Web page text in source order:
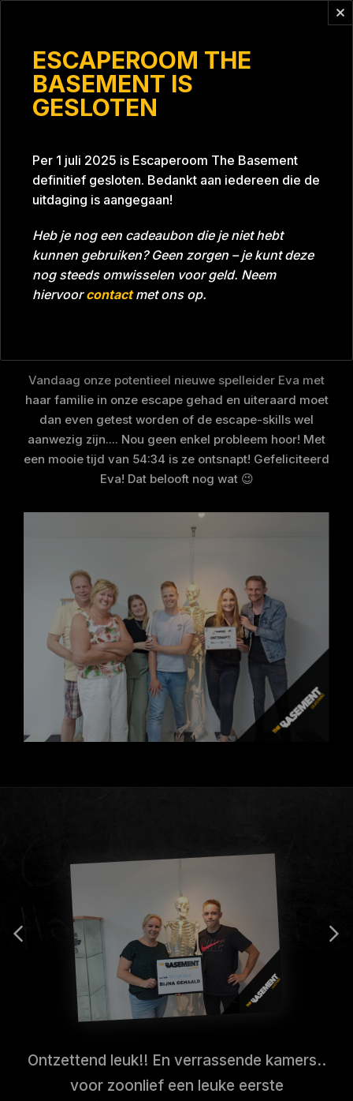
ESCAPEROOM THE
BASEMENT IS
GESLOTEN
Per 1 juli 2025 is Escaperoom The Basement
definitief gesloten. Bedankt aan iedereen die de
uitdaging is aangegaan!
Heb je nog een cadeaubon die je niet hebt
kunnen gebruiken? Geen zorgen – je kunt deze
nog steeds omwisselen voor geld. Neem
hiervoorcontactmet ons op.
Tijd 54:34 Datum 08-05-2022
Room Project Blue 26A8
Vandaag onze potentieel nieuwe spelleider Eva met
haar familie in onze escape gehad en uiteraard moet
dan even getest worden of de escape-skills wel
aanwezig zijn.... Nou geen enkel probleem hoor! Met
een mooie tijd van 54:34 is ze ontsnapt! Gefeliciteerd
Eva! Dat belooft nog wat 😉
Ontzettend leuk!! En verrassende kamers..
voor zoonlief een leuke eerste